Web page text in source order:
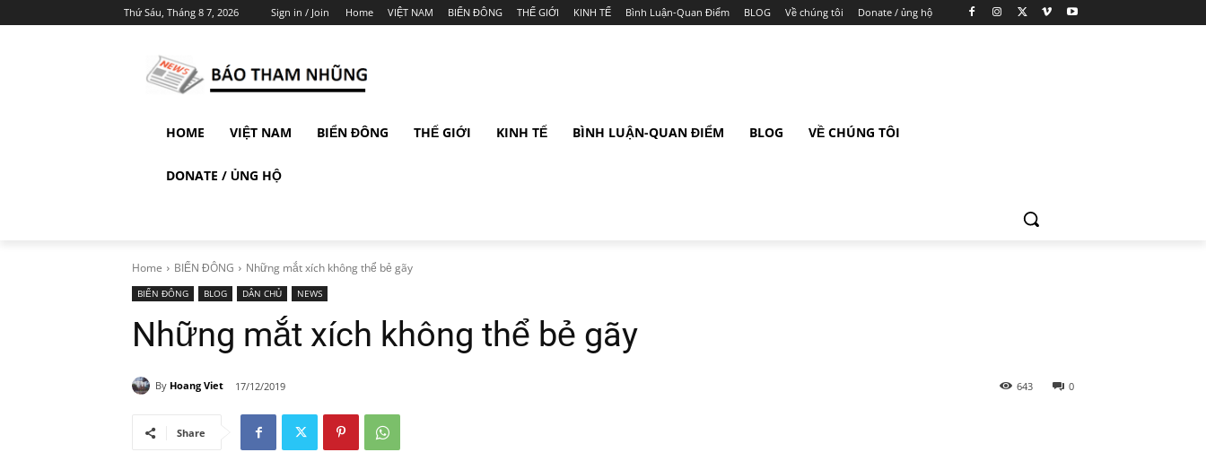
Thứ Sáu, Tháng 8 7, 2026 Sign in / Join Home VIỆT NAM BIỂN ĐÔNG THẾ GIỚI KINH TẾ Bình Luận-Quan Điểm BLOG Về chúng tôi Donate / ủng hộ
HOME VIỆT NAM BIỂN ĐÔNG THẾ GIỚI KINH TẾ BÌNH LUẬN-QUAN ĐIỂM BLOG VỀ CHÚNG TÔI
DONATE / ỦNG HỘ
Home BIỂN ĐÔNG Những mắt xích không thể bẻ gãy
BIỂN ĐÔNG BLOG DÂN CHỦ NEWS
Những mắt xích không thể bẻ gãy
By Hoang Viet 17/12/2019 0
643
Share